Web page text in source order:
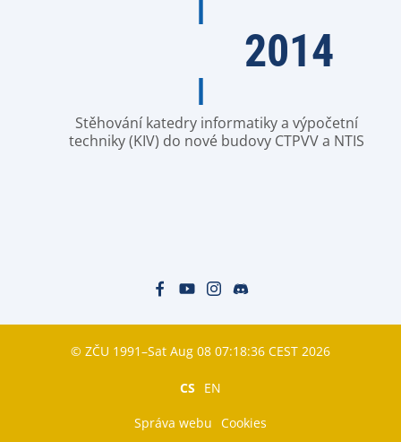
2014
Stěhování katedry informatiky a výpočetní
techniky (KIV) do nové budovy CTPVV a NTIS
© ZČU 1991–Sat Aug 08 07:18:36 CEST 2026
CS EN
Správa webu Cookies